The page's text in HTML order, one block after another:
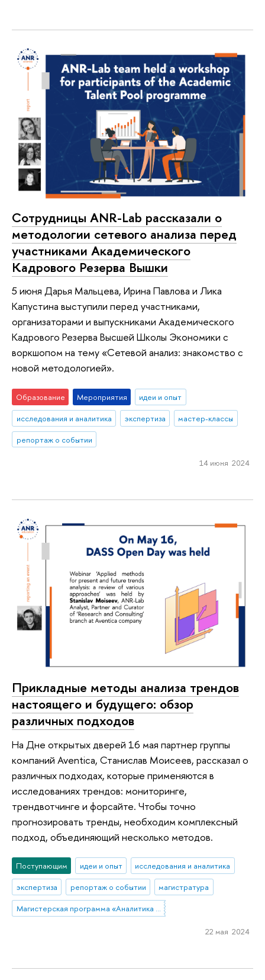
Сотрудницы ANR-Lab рассказали о
методологии сетевого анализа перед
участниками Академического
Кадрового Резерва Вышки
5 июня Дарья Мальцева, Ирина Павлова и Лика
Капустина выступили перед участниками,
организаторами и выпускниками Академического
Кадрового Резерва Высшей Школы Экономики с
воркшопом на тему «Сетевой анализ: знакомство с
новой методологией».
Образование Мероприятия
идеи и опыт
исследования и аналитика
экспертиза
мастер-классы
репортаж о событии
14 июня 2024
Прикладные методы анализа трендов
настоящего и будущего: обзор
различных подходов
На Дне открытых дверей 16 мая партнер группы
компаний Aventica, Станислав Моисеев, рассказал о
различных подходах, которые применяются в
исследованиях трендов: мониторинге,
трендвотчинге и форсайте. Чтобы точно
прогнозировать тренды, необходим комплексный
подход, объединяющий несколько методов.
Поступающим идеи и опыт
исследования и аналитика
экспертиза
репортаж о событии
магистратура
Магистерская программа «Аналитика данных и прикладная статистика / Data Analytics and Social Statistics»
22 мая 2024